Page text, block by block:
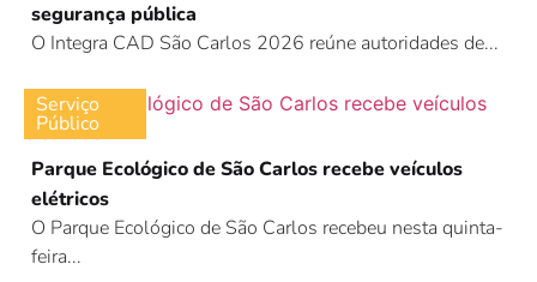
segurança pública
O Integra CAD São Carlos 2026 reúne autoridades de...
Serviço
Público
Parque Ecológico de São Carlos recebe veículos
elétricos
O Parque Ecológico de São Carlos recebeu nesta quinta-
feira...